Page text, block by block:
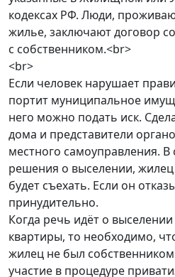
кодексах РФ. Люди,
жилье, заключают договор
с собственником.<br>
<br>
Если человек нарушает
портит муниципальное
него можно подать иск.
дома и представители
местного самоуправления. В
решения о выселении, жилец
будет съехать. Если он
принудительно.
Когда речь идёт о
квартиры, то необходимо,
жилец не был
участие в процедуре